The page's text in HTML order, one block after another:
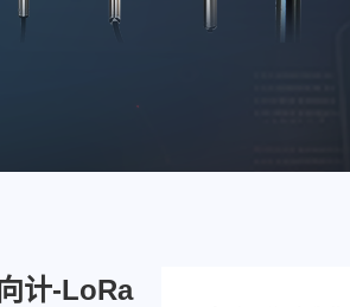
计-LoRa